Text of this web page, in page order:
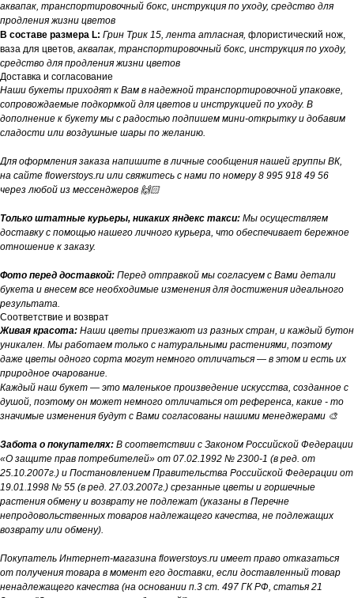
аквапак, транспортировочный бокс, инструкция по уходу, средство для
продления жизни цветов
В составе размера L: Грин Трик 15, лента атласная, флористический нож,
ваза для цветов, аквапак, транспортировочный бокс, инструкция по уходу,
средство для продления жизни цветов
Доставка и согласование
Наши букеты приходят к Вам в надежной транспортировочной упаковке,
сопровождаемые подкормкой для цветов и инструкцией по уходу. В
дополнение к букету мы с радостью подпишем мини-открытку и добавим
сладости или воздушные шары по желанию.
Для оформления заказа напишите в личные сообщения нашей группы ВК,
на сайте flowerstoys.ru или свяжитесь с нами по номеру 8 995 918 49 56
через любой из мессенджеров 🙌🏻
Только штатные курьеры, никаких яндекс такси: Мы осуществляем
доставку с помощью нашего личного курьера, что обеспечивает бережное
отношение к заказу.
Фото перед доставкой: Перед отправкой мы согласуем с Вами детали
букета и внесем все необходимые изменения для достижения идеального
результата.
Соответствие и возврат
Живая красота: Наши цветы приезжают из разных стран, и каждый бутон
уникален. Мы работаем только с натуральными растениями, поэтому
даже цветы одного сорта могут немного отличаться — в этом и есть их
природное очарование.
Каждый наш букет — это маленькое произведение искусства, созданное с
душой, поэтому он может немного отличаться от референса, какие - то
значимые изменения будут с Вами согласованы нашими менеджерами 🎨
Забота о покупателях: В соответствии с Законом Российской Федерации
«О защите прав потребителей» от 07.02.1992 № 2300-1 (в ред. от
25.10.2007г.) и Постановлением Правительства Российской Федерации от
19.01.1998 № 55 (в ред. 27.03.2007г.) срезанные цветы и горшечные
растения обмену и возврату не подлежат (указаны в Перечне
непродовольственных товаров надлежащего качества, не подлежащих
возврату или обмену).
Покупатель Интернет-магазина flowerstoys.ru имеет право отказаться
от получения товара в момент его доставки, если доставленный товар
ненадлежащего качества (на основании п.3 ст. 497 ГК РФ, статья 21